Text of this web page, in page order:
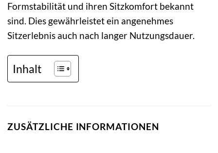
Formstabilität und ihren Sitzkomfort bekannt
sind. Dies gewährleistet ein angenehmes
Sitzerlebnis auch nach langer Nutzungsdauer.
Inhalt
ZUSÄTZLICHE INFORMATIONEN